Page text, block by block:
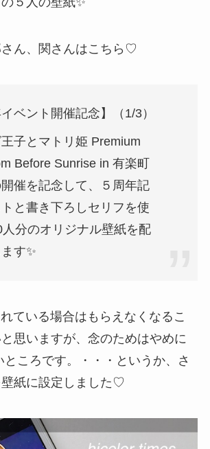
ん、関さんはこちら♡
イベント開催記念】（1/3）
王子とマトリ姫 Premium
Before Sunrise in 有楽町
催を記念して、５周年記
と書き下ろしセリフを使
人分のオリジナル壁紙を配
す✨
ている場合はもらえなくなるこ
思いますが、念のためはやめに
ところです。・・・というか、さ
紙に設定しました♡